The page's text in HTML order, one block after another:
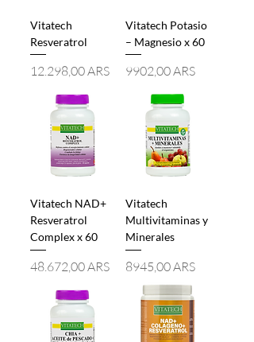
Vitatech
Resveratrol
Precio
12.298,00 ARS
Vitatech Potasio
– Magnesio x 60
Precio
9902,00 ARS
Vitatech NAD+
Resveratrol
Complex x 60
Precio
48.672,00 ARS
Vitatech
Multivitaminas y
Minerales
Precio
8945,00 ARS